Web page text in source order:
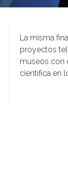
La misma
proyectos
museos con
científica en